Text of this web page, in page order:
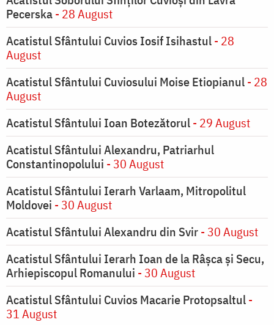
Pecerska- 28 August
Acatistul Sfântului Cuvios Iosif Isihastul- 28
August
Acatistul Sfântului Cuviosului Moise Etiopianul- 28
August
Acatistul Sfântului Ioan Botezătorul- 29 August
Acatistul Sfântului Alexandru, Patriarhul
Constantinopolului - 30 August
Acatistul Sfântului Ierarh Varlaam, Mitropolitul
Moldovei - 30 August
Acatistul Sfântului Alexandru din Svir- 30 August
Acatistul Sfântului Ierarh Ioan de la Râşca şi Secu,
Arhiepiscopul Romanului - 30 August
Acatistul Sfântului Cuvios Macarie Protopsaltul-
31 August